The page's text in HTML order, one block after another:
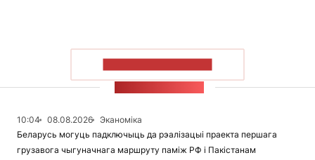
10:04 08.08.2026
Эканоміка
Беларусь могуць падключыць да рэалізацыі праекта першага
грузавога чыгуначнага маршруту паміж РФ і Пакістанам